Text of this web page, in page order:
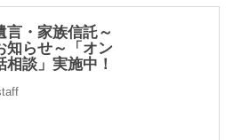
言・家族信託～
知らせ～「オン
談」実施中！